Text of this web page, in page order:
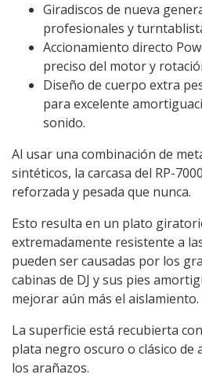
Giradiscos de nueva
profesionales y
Accionamiento directo
preciso del motor y
Diseño de cuerpo extra
para excelente
sonido.
Al usar una combinación de
sintéticos, la carcasa del RP-
reforzada y pesada que nunca.
Esto resulta en un plato
extremadamente resistente a
pueden ser causadas por los
cabinas de DJ y sus pies
mejorar aún más el aislamiento.
La superficie está recubierta
plata negro oscuro o clásico de
los arañazos.